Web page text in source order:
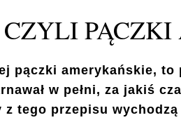
pączki amerykańskie, to
w pełni, za jakiś
tego przepisu